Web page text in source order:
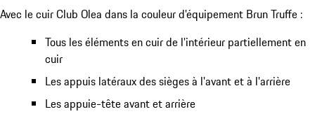
Avec le cuir Club Olea dans la couleur d'équipement Brun Truffe :
Tous les éléments en cuir de l'intérieur partiellement en
cuir
Les appuis latéraux des sièges à l'avant et à l'arrière
Les appuie-tête avant et arrière